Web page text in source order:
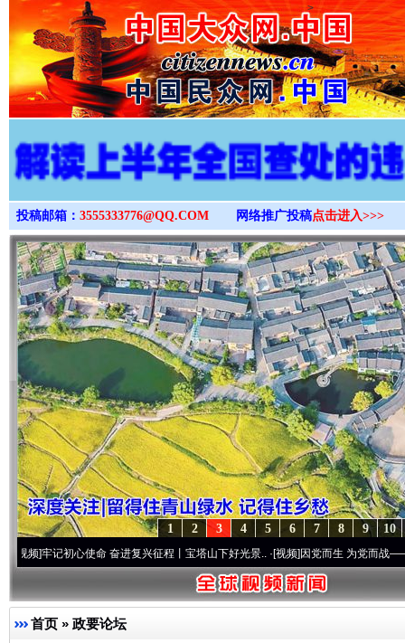
>
投稿邮箱： 3555333776@QQ.COM 网络推广投稿点击进入>>>
10
9
8
7
6
5
4
3
2
1
使命 奋进复兴征程丨宝塔山下好光景..·[视频]因党而生 为党而战——百年“纪”事⑧
首页 » 政要论坛